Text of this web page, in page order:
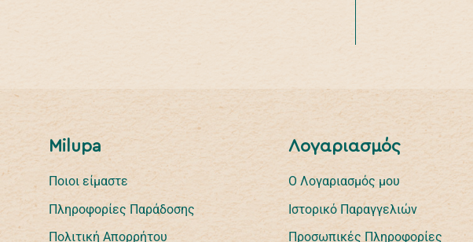
Milupa
Ποιοι είμαστε
Πληροφορίες Παράδοσης
Πολιτική Απορρήτου
Λογαριασμός
Ο Λογαριασμός μου
Ιστορικό Παραγγελιών
Προσωπικές Πληροφορίες